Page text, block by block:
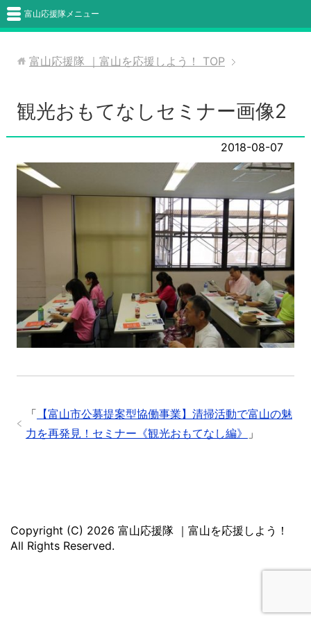
富山応援隊メニュー
富山応援隊 ｜富山を応援しよう！ TOP
観光おもてなしセミナー画像2
2018-08-07
「 【富山市公募提案型協働事業】清掃活動で富山の魅
力を再発見！セミナー《観光おもてなし編》
」
Copyright (C) 2026 富山応援隊 ｜富山を応援しよう！
All Rights Reserved.